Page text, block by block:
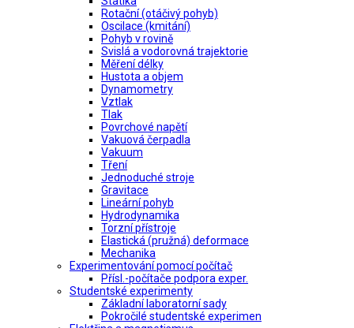
Rotační (otáčivý pohyb)
Oscilace (kmitání)
Pohyb v rovině
Svislá a vodorovná trajektorie
Měření délky
Hustota a objem
Dynamometry
Vztlak
Tlak
Povrchové napětí
Vakuová čerpadla
Vakuum
Tření
Jednoduché stroje
Gravitace
Lineární pohyb
Hydrodynamika
Torzní přístroje
Elastická (pružná) deformace
Mechanika
Experimentování pomocí počítač
Přísl.-počítače podpora exper.
Studentské experimenty
Základní laboratorní sady
Pokročilé studentské experimen